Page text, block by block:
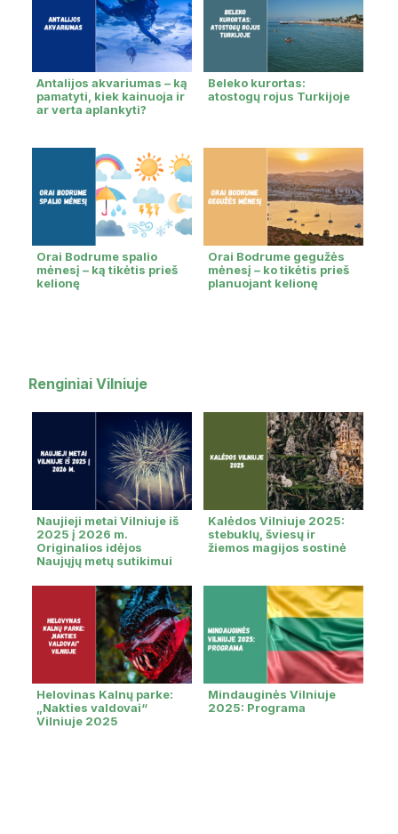
Antalijos akvariumas – ką
pamatyti, kiek kainuoja ir
ar verta aplankyti?
Beleko kurortas:
atostogų rojus Turkijoje
Orai Bodrume spalio
mėnesį – ką tikėtis prieš
kelionę
Orai Bodrume gegužės
mėnesį – ko tikėtis prieš
planuojant kelionę
Renginiai Vilniuje
Naujieji metai Vilniuje iš
2025 į 2026 m.
Originalios idėjos
Naujųjų metų sutikimui
Kalėdos Vilniuje 2025:
stebuklų, šviesų ir
žiemos magijos sostinė
Helovinas Kalnų parke:
„Nakties valdovai“
Vilniuje 2025
Mindauginės Vilniuje
2025: Programa